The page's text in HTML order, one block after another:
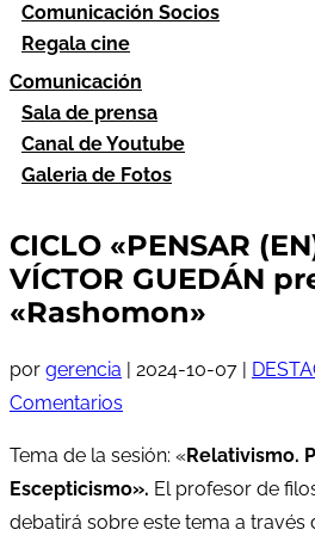
Comunicación Socios
Regala cine
Comunicación
Sala de prensa
Canal de Youtube
Galeria de Fotos
CICLO «PENSAR
VÍCTOR GUEDÁN
«Rashomon»
por gerencia | 2024-10-07 |
Comentarios
Tema de la sesión: «Relativismo.
Escepticismo». El profesor de
debatirá sobre este tema a través